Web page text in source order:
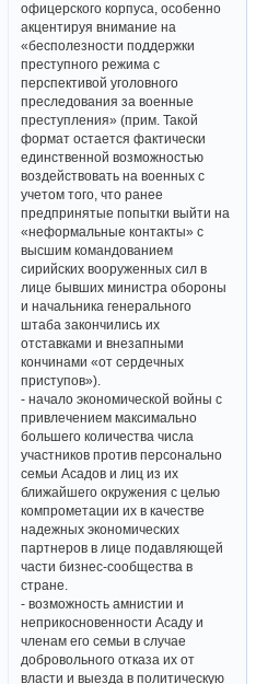
офицерского корпуса, особенно
акцентируя внимание на
«бесполезности поддержки
преступного режима с
перспективой уголовного
преследования за военные
преступления» (прим. Такой
формат остается фактически
единственной возможностью
воздействовать на военных с
учетом того, что ранее
предпринятые попытки выйти на
«неформальные контакты» с
высшим командованием
сирийских вооруженных сил в
лице бывших министра обороны
и начальника генерального
штаба закончились их
отставками и внезапными
кончинами «от сердечных
приступов»).
- начало экономической войны с
привлечением максимально
большего количества числа
участников против персонально
семьи Асадов и лиц из их
ближайшего окружения с целью
компрометации их в качестве
надежных экономических
партнеров в лице подавляющей
части бизнес-сообщества в
стране.
- возможность амнистии и
неприкосновенности Асаду и
членам его семьи в случае
добровольного отказа их от
власти и выезда в политическую